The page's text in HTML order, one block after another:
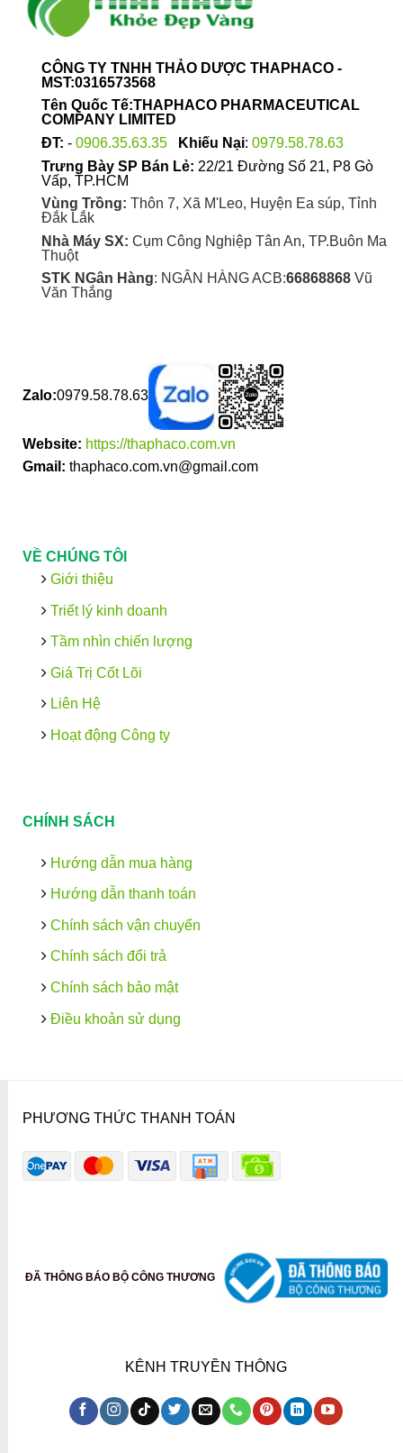
CÔNG TY TNHH THẢO DƯỢC THAPHACO -
MST:0316573568
Tên Quốc Tế:THAPHACO PHARMACEUTICAL
COMPANY LIMITED
ĐT: - 0906.35.63.35 Khiếu Nại: 0979.58.78.63
Trưng Bày SP Bán Lẻ: 22/21 Đường Số 21, P8 Gò
Vấp, TP.HCM
Vùng Trồng: Thôn 7, Xã M'Leo, Huyện Ea súp, Tỉnh
Đắk Lắk
Nhà Máy SX: Cụm Công Nghiệp Tân An, TP.Buôn Ma
Thuột
STK NGân Hàng: NGÂN HÀNG ACB:66868868Vũ
Văn Thắng
Zalo:0979.58.78.63
Website: https://thaphaco.com.vn
Gmail: thaphaco.com.vn@gmail.com
VỀ CHÚNG TÔI
Giới thiệu
Triết lý kinh doanh
Tầm nhìn chiến lượng
Giá Trị Cốt Lõi
Liên Hệ
Hoạt động Công ty
CHÍNH SÁCH
Hướng dẫn mua hàng
Hướng dẫn thanh toán
Chính sách vận chuyển
Chính sách đổi trả
Chính sách bảo mật
Điều khoản sử dụng
PHƯƠNG THỨC THANH TOÁN
ĐÃ THÔNG BÁO BỘ CÔNG THƯƠNG
KÊNH TRUYỀN THÔNG